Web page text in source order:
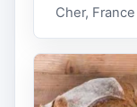
Cher, France